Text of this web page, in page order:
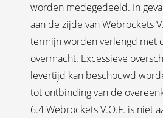
worden medegedeeld. In
aan de zijde van Webrockets
termijn worden verlengd met
overmacht. Excessieve
levertijd kan beschouwd
tot ontbinding van de
6.4 Webrockets V.O.F. is niet